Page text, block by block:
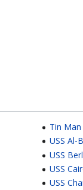
Tin Man
USS Al-
USS
USS
USS